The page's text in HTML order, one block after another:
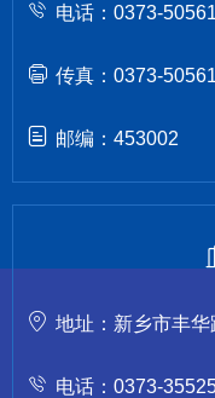
电话：0373-
传真：0373-
邮编：453002
地址：新乡市丰华
电话：0373-